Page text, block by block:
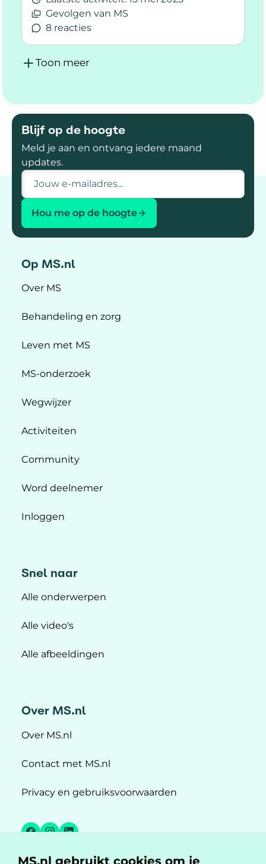
Gevolgen van MS
8 reacties
Lees meer over Ernstige RLS
Toon meer
Blijf op de hoogte
Meld je aan en ontvang iedere maand
updates.
E-mailadres
Hou me op de hoogte
Op MS.nl
Over MS
Behandeling en zorg
Leven met MS
MS-onderzoek
Wegwijzer
Activiteiten
Community
Word deelnemer
Inloggen
Snel naar
Alle onderwerpen
Alle video's
Alle afbeeldingen
Over MS.nl
Over MS.nl
Contact met MS.nl
Privacy en gebruiksvoorwaarden
Facebook
Instagram
LinkedIn
MS.nl gebruikt cookies om je